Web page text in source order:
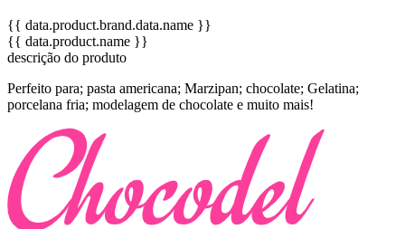
{{ data.product.brand.data.name }}
{{ data.product.name }}
descrição do produto
Perfeito para; pasta americana; Marzipan; chocolate; Gelatina;
porcelana fria; modelagem de chocolate e muito mais!